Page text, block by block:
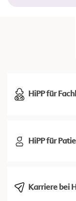
HiPP für
HiPP für
Karriere bei